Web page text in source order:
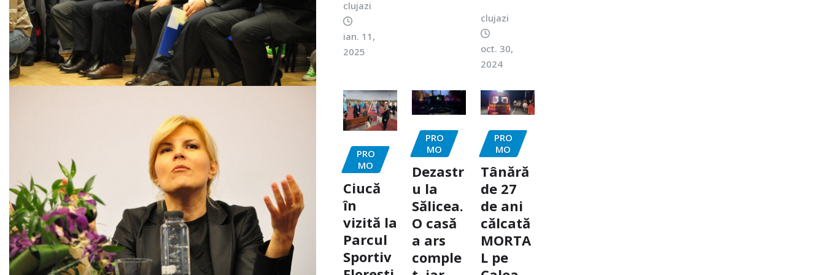
clujazi
ian. 11,
2025
clujazi
oct. 30,
2024
PRO
MO
Ciucă
în
vizită la
Parcul
Sportiv
PRO
MO
Dezastr
u la
Sălicea.
O casă
a ars
comple
PRO
MO
Tânără
de 27
de ani
călcată
MORTA
L pe